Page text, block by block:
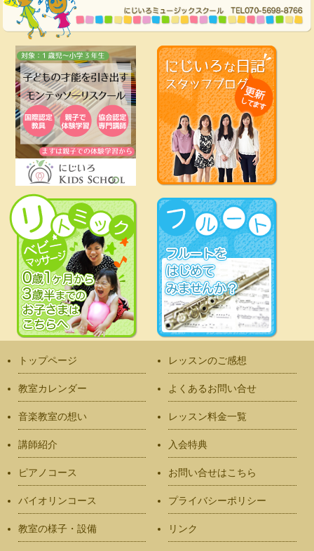
トップページ
教室カレンダー
音楽教室の想い
講師紹介
レッスンのご感想
よくあるお問い合せ
レッスン料金一覧
入会特典
ピアノコース
バイオリンコース
教室の様子・設備
お問い合せはこちら
プライバシーポリシー
リンク